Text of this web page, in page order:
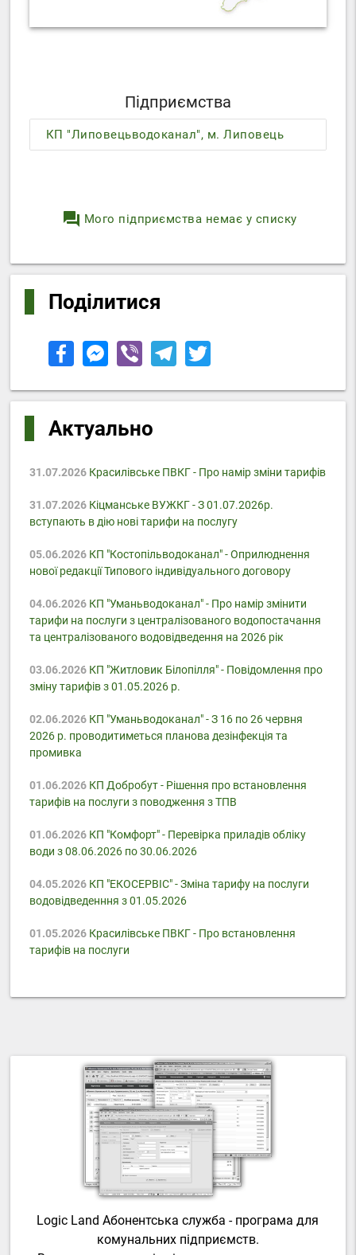
Підприємства
КП "Липовецьводоканал", м. Липовець
question_answer Мого підприємства немає у списку
Поділитися
Актуально
31.07.2026Красилівське ПВКГ - Про намір зміни тарифів
31.07.2026Кіцманське ВУЖКГ - З 01.07.2026р.
вступають в дію нові тарифи на послугу
05.06.2026КП "Костопільводоканал" - Оприлюднення
нової редакції Типового індивідуального договору
04.06.2026КП "Уманьводоканал" - Про намір змінити
тарифи на послуги з централізованого водопостачання
та централізованого водовідведення на 2026 рік
03.06.2026КП "Житловик Білопілля" - Повідомлення про
зміну тарифів з 01.05.2026 р.
02.06.2026КП "Уманьводоканал" - З 16 по 26 червня
2026 р. проводитиметься планова дезінфекція та
промивка
01.06.2026КП Добробут - Pішення про встановлення
тарифів на послуги з поводження з ТПВ
01.06.2026КП "Комфорт" - Перевірка приладів обліку
води з 08.06.2026 по 30.06.2026
04.05.2026КП "ЕКОСЕРВІС" - Зміна тарифу на послуги
водовідведенння з 01.05.2026
01.05.2026Красилівське ПВКГ - Про встановлення
тарифів на послуги
Logic Land Абонентська служба - програма для
комунальних підприємств.